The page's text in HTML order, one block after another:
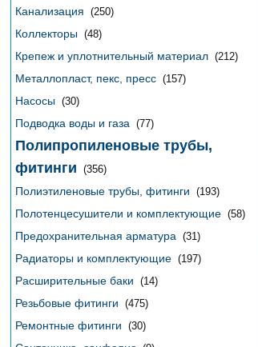
Канализация (250)
Коллекторы (48)
Крепеж и уплотнительный материал (212)
Металлопласт, пекс, пресс (157)
Насосы (30)
Подводка воды и газа (77)
Полипропиленовые трубы,
фитинги (356)
Полиэтиленовые трубы, фитинги (193)
Полотенцесушители и комплектующие (58)
Предохранительная арматура (31)
Радиаторы и комплектующие (197)
Расширительные баки (14)
Резьбовые фитинги (475)
Ремонтные фитинги (30)